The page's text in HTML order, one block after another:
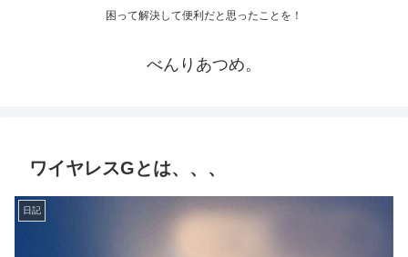
困って解決して便利だと思ったことを！
べんりあつめ。
ワイヤレスGとは、、、
日記